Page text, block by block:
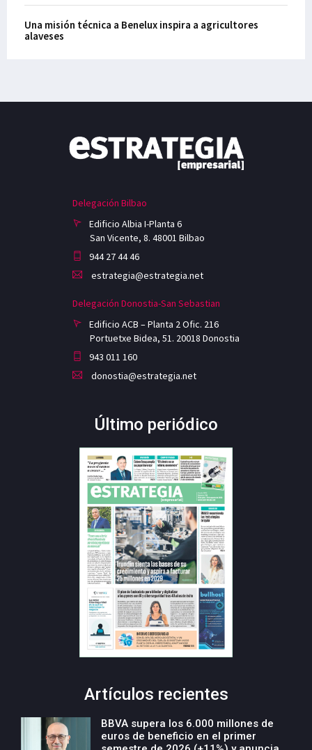
Una misión técnica a Benelux inspira a agricultores
alaveses
Delegación Bilbao
Edificio Albia I-Planta 6
San Vicente, 8. 48001 Bilbao
944 27 44 46
estrategia@estrategia.net
Delegación Donostia-San Sebastian
Edificio ACB – Planta 2 Ofic. 216
Portuetxe Bidea, 51. 20018 Donostia
943 011 160
donostia@estrategia.net
Último periódico
Artículos recientes
BBVA supera los 6.000 millones de
euros de beneficio en el primer